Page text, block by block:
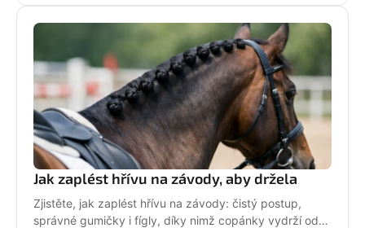
Jak zaplést hřívu na závody, aby držela
Zjistěte, jak zaplést hřívu na závody: čistý postup,
správné gumičky i fígly, díky nimž copánky vydrží od